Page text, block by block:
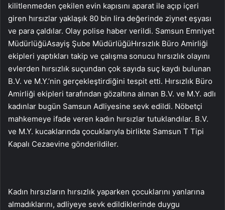
kilitlenmeden çekilen evin kapısını aparat ile açıp içeri
giren hırsızlar yaklaşık 80 bin lira değerinde ziynet eşyası
ve para çaldılar. Olay polise haber verildi. Samsun Emniyet
MüdürlüğüAsayiş Şube MüdürlüğüHırsızlık Büro Amirliği
ekipleri yaptıkları takip ve çalışma sonucu hırsızlık olayını
evlerden hırsızlık suçundan çok sayıda suç kaydı bulunan
B.V. ve M.Y.’nin gerçekleştirdiğini tespit etti. Hırsızlık Büro
Amirliği ekipleri tarafından gözaltına alınan B.V. ve M.Y. adlı
kadınlar bugün Samsun Adliyesine sevk edildi. Nöbetçi
mahkemeye ifade veren kadın hırsızlar tutuklandılar. B.V.
ve M.Y. kucaklarında çocuklarıyla birlikte Samsun T Tipi
Kapalı Cezaevine gönderildiler.
Kadın hırsızların hırsızlık yaparken çocuklarını yanlarına
almadıklarını, adliyeye sevk edildiklerinde duygu